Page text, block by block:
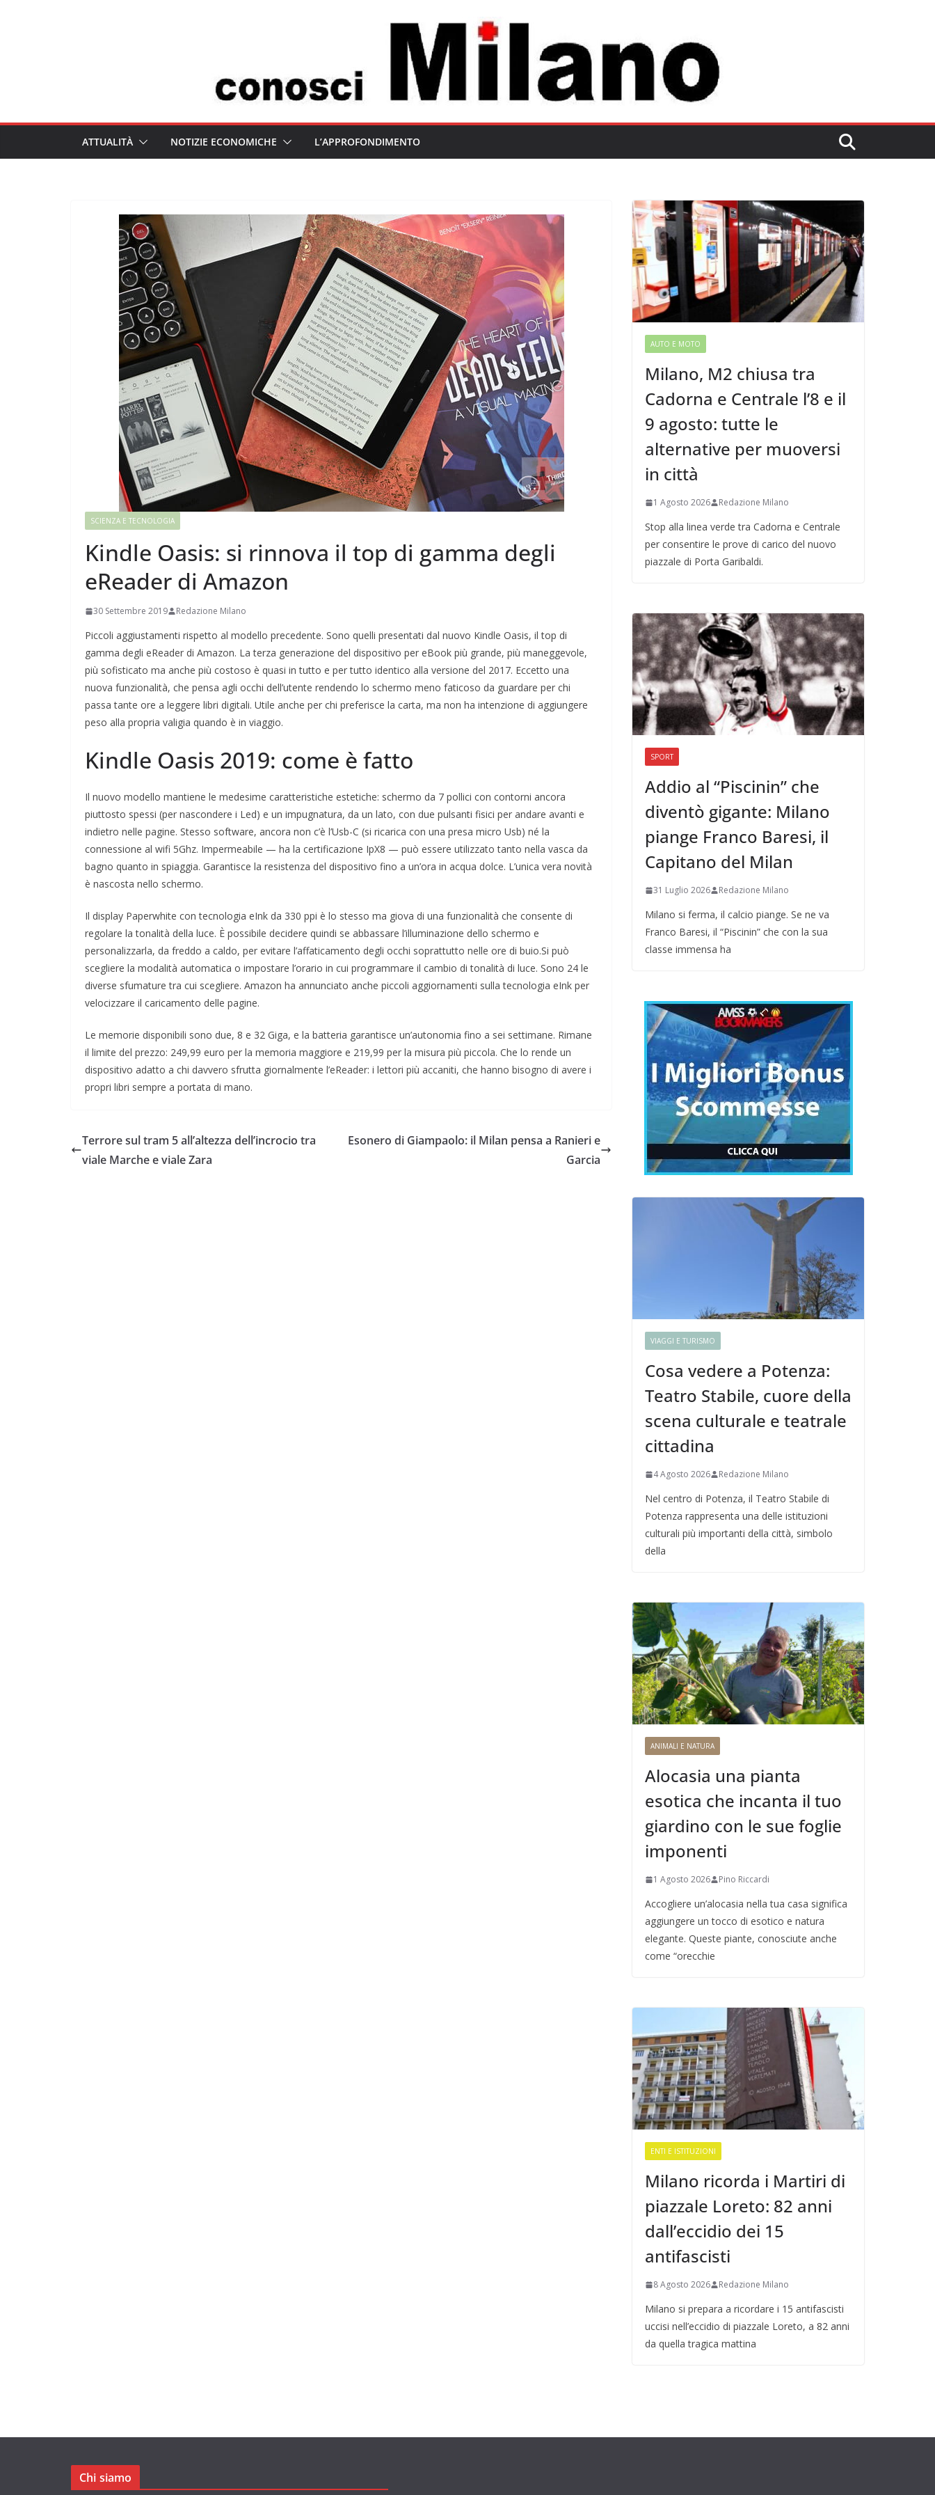
ATTUALITÀ NOTIZIE ECONOMICHE L’APPROFONDIMENTO
SCIENZA E TECNOLOGIA
Kindle Oasis: si rinnova il top di gamma degli
eReader di Amazon
30 Settembre 2019 Redazione Milano
Piccoli aggiustamenti rispetto al modello precedente. Sono quelli presentati dal nuovo Kindle Oasis, il top di
gamma degli eReader di Amazon. La terza generazione del dispositivo per eBook più grande, più maneggevole,
più sofisticato ma anche più costoso è quasi in tutto e per tutto identico alla versione del 2017. Eccetto una
nuova funzionalità, che pensa agli occhi dell’utente rendendo lo schermo meno faticoso da guardare per chi
passa tante ore a leggere libri digitali. Utile anche per chi preferisce la carta, ma non ha intenzione di aggiungere
peso alla propria valigia quando è in viaggio.
Kindle Oasis 2019: come è fatto
Il nuovo modello mantiene le medesime caratteristiche estetiche: schermo da 7 pollici con contorni ancora
piuttosto spessi (per nascondere i Led) e un impugnatura, da un lato, con due pulsanti fisici per andare avanti e
indietro nelle pagine. Stesso software, ancora non c’è l’Usb-C (si ricarica con una presa micro Usb) né la
connessione al wifi 5Ghz. Impermeabile — ha la certificazione IpX8 — può essere utilizzato tanto nella vasca da
bagno quanto in spiaggia. Garantisce la resistenza del dispositivo fino a un’ora in acqua dolce. L’unica vera novità
è nascosta nello schermo.
Il display Paperwhite con tecnologia eInk da 330 ppi è lo stesso ma giova di una funzionalità che consente di
regolare la tonalità della luce. È possibile decidere quindi se abbassare l’illuminazione dello schermo e
personalizzarla, da freddo a caldo, per evitare l’affaticamento degli occhi soprattutto nelle ore di buio.Si può
scegliere la modalità automatica o impostare l’orario in cui programmare il cambio di tonalità di luce. Sono 24 le
diverse sfumature tra cui scegliere. Amazon ha annunciato anche piccoli aggiornamenti sulla tecnologia eInk per
velocizzare il caricamento delle pagine.
Le memorie disponibili sono due, 8 e 32 Giga, e la batteria garantisce un’autonomia fino a sei settimane. Rimane
il limite del prezzo: 249,99 euro per la memoria maggiore e 219,99 per la misura più piccola. Che lo rende un
dispositivo adatto a chi davvero sfrutta giornalmente l’eReader: i lettori più accaniti, che hanno bisogno di avere i
propri libri sempre a portata di mano.
Terrore sul tram 5 all’altezza dell’incrocio tra
viale Marche e viale Zara
Esonero di Giampaolo: il Milan pensa a Ranieri e
Garcia
AUTO E MOTO
Milano, M2 chiusa tra
Cadorna e Centrale l’8 e il
9 agosto: tutte le
alternative per muoversi
in città
1 Agosto 2026 Redazione Milano
Stop alla linea verde tra Cadorna e Centrale
per consentire le prove di carico del nuovo
piazzale di Porta Garibaldi.
SPORT
Addio al “Piscinin” che
diventò gigante: Milano
piange Franco Baresi, il
Capitano del Milan
31 Luglio 2026 Redazione Milano
Milano si ferma, il calcio piange. Se ne va
Franco Baresi, il “Piscinin” che con la sua
classe immensa ha
VIAGGI E TURISMO
Cosa vedere a Potenza:
Teatro Stabile, cuore della
scena culturale e teatrale
cittadina
4 Agosto 2026 Redazione Milano
Nel centro di Potenza, il Teatro Stabile di
Potenza rappresenta una delle istituzioni
culturali più importanti della città, simbolo
della
ANIMALI E NATURA
Alocasia una pianta
esotica che incanta il tuo
giardino con le sue foglie
imponenti
1 Agosto 2026 Pino Riccardi
Accogliere un’alocasia nella tua casa significa
aggiungere un tocco di esotico e natura
elegante. Queste piante, conosciute anche
come “orecchie
ENTI E ISTITUZIONI
Milano ricorda i Martiri di
piazzale Loreto: 82 anni
dall’eccidio dei 15
antifascisti
8 Agosto 2026 Redazione Milano
Milano si prepara a ricordare i 15 antifascisti
uccisi nell’eccidio di piazzale Loreto, a 82 anni
da quella tragica mattina
Chi siamo